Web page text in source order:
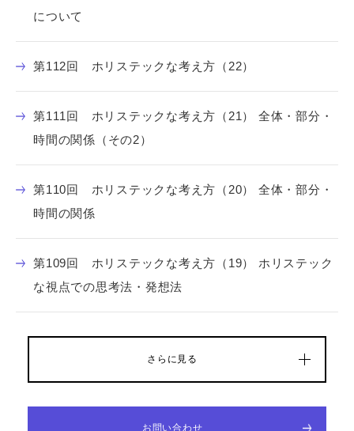
について
第112回 ホリステックな考え方（22）
第111回 ホリステックな考え方（21） 全体・部分・
時間の関係（その2）
第110回 ホリステックな考え方（20） 全体・部分・
時間の関係
第109回 ホリステックな考え方（19） ホリステック
な視点での思考法・発想法
さらに見る
お問い合わせ